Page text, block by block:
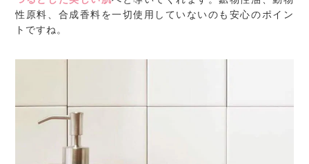
性原料、合成香料を一切使用していないのも安心のポイン
トですね。